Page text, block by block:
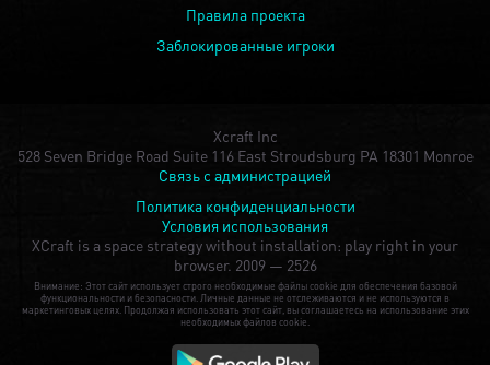
Правила проекта
Заблокированные игроки
Xcraft Inc
528 Seven Bridge Road Suite 116 East Stroudsburg PA 18301 Monroe
Связь с администрацией
Политика конфиденциальности
Условия использования
XCraft is a space strategy without installation: play right in your
browser. 2009 — 2526
Внимание: Этот сайт использует строго необходимые файлы cookie для обеспечения базовой
функциональности и безопасности. Личные данные не отслеживаются и не используются в
маркетинговых целях. Продолжая использовать этот сайт, вы соглашаетесь на использование этих
необходимых файлов cookie.